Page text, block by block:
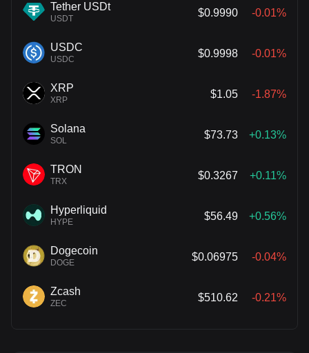
Tether USDt
USDT
$0.9990 -0.01%
USDC
USDC
$0.9998 -0.01%
XRP
XRP
$1.05 -1.87%
Solana
SOL
$73.73 +0.13%
TRON
TRX
$0.3267 +0.11%
Hyperliquid
HYPE
$56.49 +0.56%
Dogecoin
DOGE
$0.06975 -0.04%
Zcash
ZEC
$510.62 -0.21%